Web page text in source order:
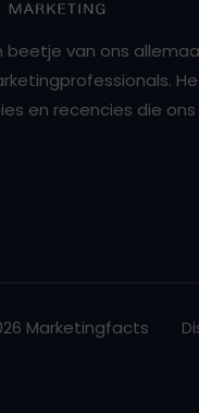
van ons
en recencies die
Marketingfacts